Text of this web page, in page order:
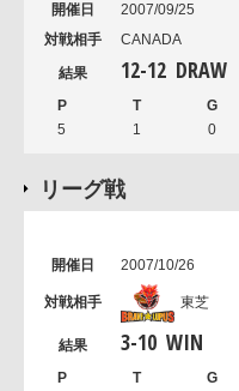
2007/09/25
CANADA
12-12 DRAW
5 1 0
リーグ戦
2007/10/26
東芝
3-10 WIN